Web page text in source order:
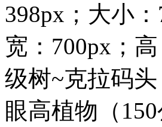
398px；大小
宽：700px；
级树~克拉码
眼高植物（